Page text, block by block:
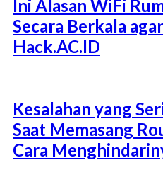
Ini Alasan WiFi
Secara Berkala
Hack.AC.ID
Kesalahan yang
Saat Memasang
Cara